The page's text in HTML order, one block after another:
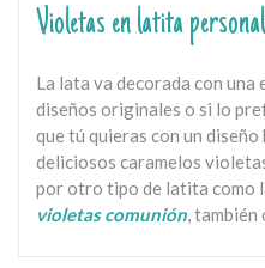
Violetas en latita
La lata va decorada con
diseños originales o si lo
que tú quieras con un
deliciosos caramelos
por otro tipo de latita como
violetas comunión,